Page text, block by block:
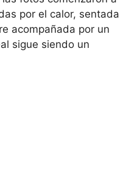
por el calor, sentada
acompañada por un
sigue siendo un